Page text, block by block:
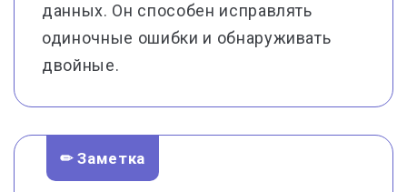
данных. Он способен исправлять
одиночные ошибки и обнаруживать
двойные.
✏ Заметка